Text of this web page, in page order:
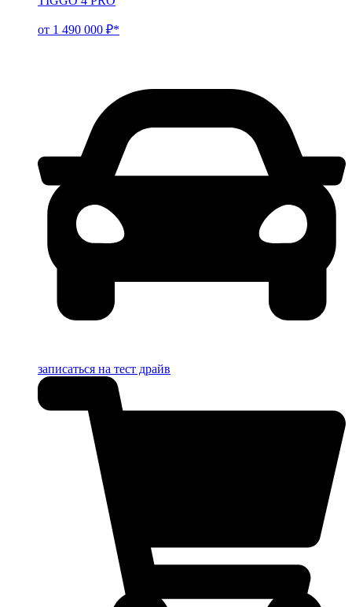
от 1 490 000 ₽*
записаться на тест драйв